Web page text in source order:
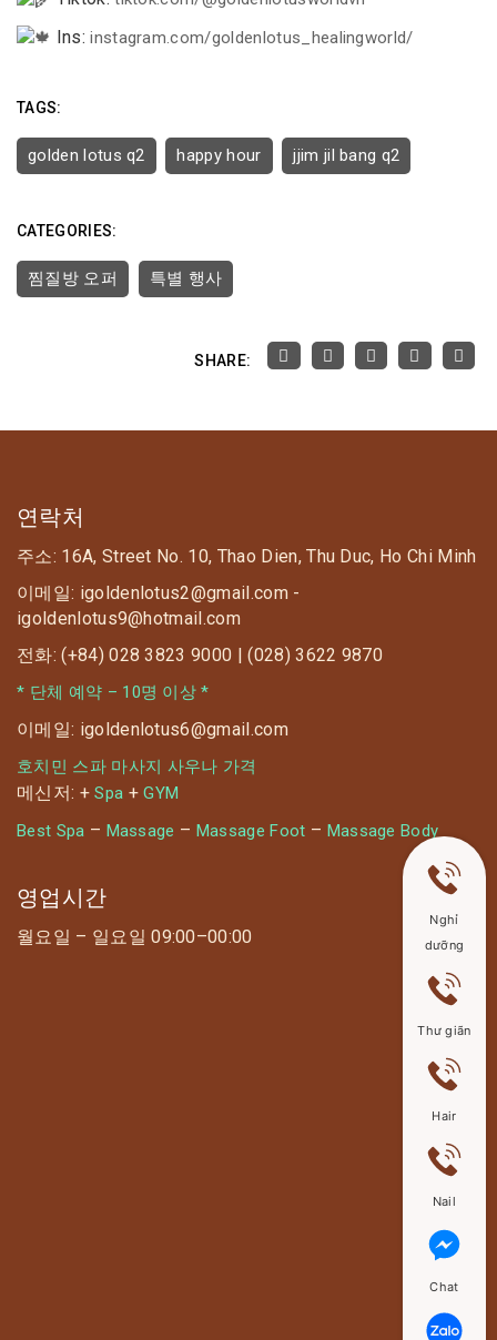
Ins:instagram.com/goldenlotus_healingworld/
TAGS:
golden lotus q2 happy hour jjim jil bang q2
CATEGORIES:
찜질방 오퍼 특별 행사
SHARE:
연락처
주소: 16A, Street No. 10, Thao Dien, Thu Duc, Ho Chi Minh
이메일: igoldenlotus2@gmail.com -
igoldenlotus9@hotmail.com
전화: (+84) 028 3823 9000 | (028) 3622 9870
* 단체 예약 – 10명 이상 *
이메일: igoldenlotus6@gmail.com
호치민 스파 마사지 사우나 가격
메신저: +Spa +GYM
Best Spa – Massage – Massage Foot – Massage Body
영업시간
월요일 – 일요일 09:00–00:00
Nghỉ
dưỡng
Thư giãn
Hair
Nail
Chat